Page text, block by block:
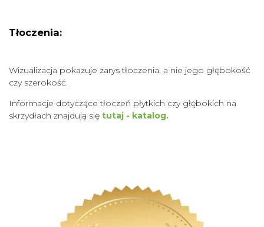
Tłoczenia:
Wizualizacja pokazuje zarys tłoczenia, a nie jego głębokość
czy szerokość.
Informacje dotyczące tłoczeń płytkich czy głębokich na
skrzydłach znajdują się tutaj - katalog.